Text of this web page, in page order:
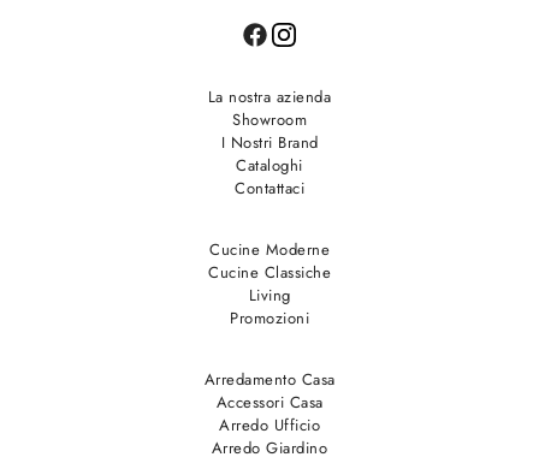
La nostra azienda
Showroom
I Nostri Brand
Cataloghi
Contattaci
Cucine Moderne
Cucine Classiche
Living
Promozioni
Arredamento Casa
Accessori Casa
Arredo Ufficio
Arredo Giardino